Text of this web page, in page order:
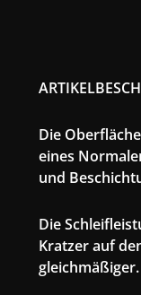
Die
eines
und
Die
Kratzer auf
gleichmäßiger.